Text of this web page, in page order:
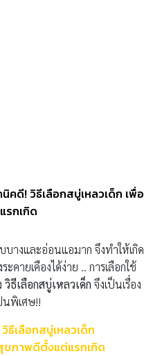
คดี! วิธีเลือกสบู่เหลวเด็ก เพื่อ
กเกิด
บางและอ่อนแอมาก จึงทำให้เกิด
ายเคืองได้ง่าย .. การเลือกใช้
วิธีเลือกสบู่เหลวเด็ก จึงเป็นเรื่อง
พิเศษ!!
ธีเลือกสบู่เหลวเด็ก
ภาพดีตั้งแต่แรกเกิด